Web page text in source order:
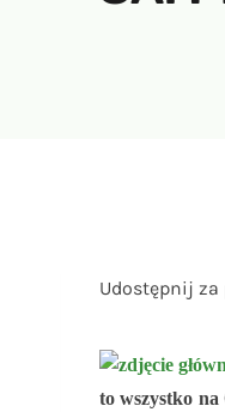
Udostępnij za
to wszystko